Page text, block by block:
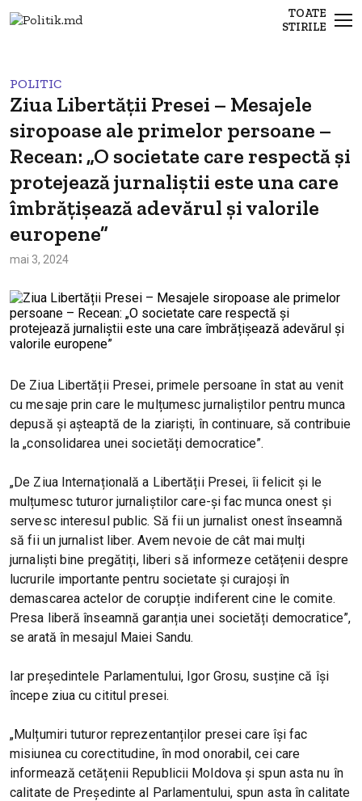
TOATE
STIRILE
POLITIC
Ziua Libertății Presei – Mesajele
siropoase ale primelor persoane –
Recean: „O societate care respectă și
protejează jurnaliștii este una care
îmbrățișează adevărul și valorile
europene”
mai 3, 2024
De Ziua Libertății Presei, primele persoane în stat au venit
cu mesaje prin care le mulțumesc jurnaliștilor pentru munca
depusă și așteaptă de la ziariști, în continuare, să contribuie
la „consolidarea unei societăți democratice”.
„De Ziua Internațională a Libertății Presei, îi felicit și le
mulțumesc tuturor jurnaliștilor care-și fac munca onest și
servesc interesul public. Să fii un jurnalist onest înseamnă
să fii un jurnalist liber. Avem nevoie de cât mai mulți
jurnaliști bine pregătiți, liberi să informeze cetățenii despre
lucrurile importante pentru societate și curajoși în
demascarea actelor de corupție indiferent cine le comite.
Presa liberă înseamnă garanția unei societăți democratice”,
se arată în mesajul Maiei Sandu.
Iar președintele Parlamentului, Igor Grosu, susține că își
începe ziua cu cititul presei.
„Mulțumiri tuturor reprezentanților presei care își fac
misiunea cu corectitudine, în mod onorabil, cei care
informează cetățenii Republicii Moldova și spun asta nu în
calitate de Președinte al Parlamentului, spun asta în calitate